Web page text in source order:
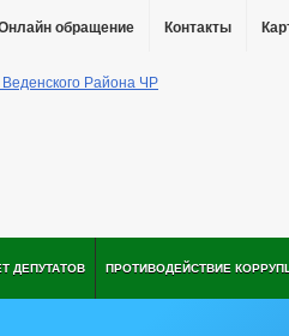
обращение Контакты
ДЕПУТАТОВ ПРОТИВОДЕЙСТВИЕ